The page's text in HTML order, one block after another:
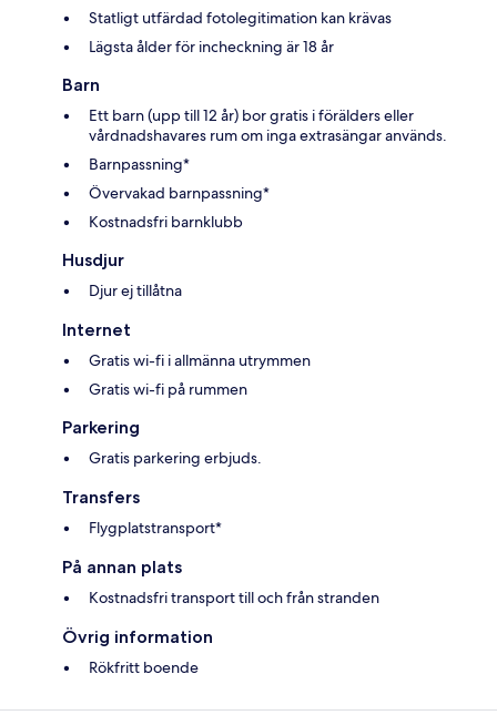
Statligt utfärdad fotolegitimation kan krävas
Lägsta ålder för incheckning är 18 år
Barn
Ett barn (upp till 12 år) bor gratis i förälders eller
vårdnadshavares rum om inga extrasängar används.
Barnpassning*
Övervakad barnpassning*
Kostnadsfri barnklubb
Husdjur
Djur ej tillåtna
Internet
Gratis wi-fi i allmänna utrymmen
Gratis wi-fi på rummen
Parkering
Gratis parkering erbjuds.
Transfers
Flygplatstransport*
På annan plats
Kostnadsfri transport till och från stranden
Övrig information
Rökfritt boende